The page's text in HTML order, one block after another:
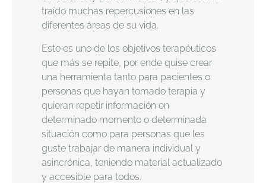
traído muchas repercusiones en las
diferentes áreas de su vida.
Este es uno de los objetivos terapéuticos
que más se repite, por ende quise crear
una herramienta tanto para pacientes o
personas que hayan tomado terapia y
quieran repetir información en
determinado momento o determinada
situación como para personas que les
guste trabajar de manera individual y
asincrónica, teniendo material actualizado
y accesible para todos.